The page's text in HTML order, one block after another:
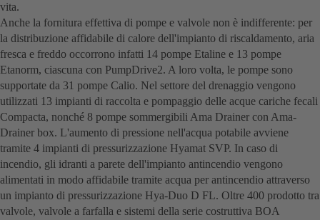
vita.
Anche la fornitura effettiva di pompe e valvole non è indifferente: per
la distribuzione affidabile di calore dell'impianto di riscaldamento, aria
fresca e freddo occorrono infatti 14 pompe Etaline e 13 pompe
Etanorm, ciascuna con PumpDrive2. A loro volta, le pompe sono
supportate da 31 pompe Calio. Nel settore del drenaggio vengono
utilizzati 13 impianti di raccolta e pompaggio delle acque cariche fecali
Compacta, nonché 8 pompe sommergibili Ama Drainer con Ama-
Drainer box. L'aumento di pressione nell'acqua potabile avviene
tramite 4 impianti di pressurizzazione Hyamat SVP. In caso di
incendio, gli idranti a parete dell'impianto antincendio vengono
alimentati in modo affidabile tramite acqua per antincendio attraverso
un impianto di pressurizzazione Hya-Duo D FL. Oltre 400 prodotto tra
valvole, valvole a farfalla e sistemi della serie costruttiva BOA